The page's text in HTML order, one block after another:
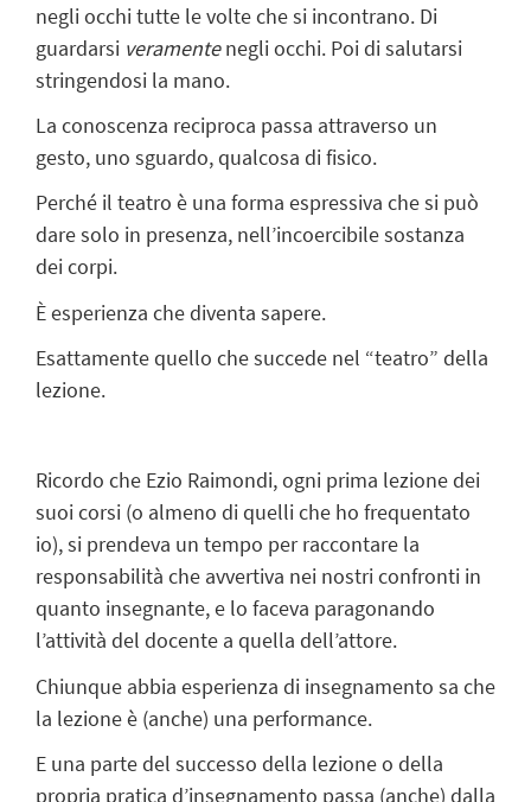
negli occhi tutte le volte che si incontrano. Di
guardarsi veramentenegli occhi. Poi di salutarsi
stringendosi la mano.
La conoscenza reciproca passa attraverso un
gesto, uno sguardo, qualcosa di fisico.
Perché il teatro è una forma espressiva che si può
dare solo in presenza, nell’incoercibile sostanza
dei corpi.
È esperienza che diventa sapere.
Esattamente quello che succede nel “teatro” della
lezione.
Ricordo che Ezio Raimondi, ogni prima lezione dei
suoi corsi (o almeno di quelli che ho frequentato
io), si prendeva un tempo per raccontare la
responsabilità che avvertiva nei nostri confronti in
quanto insegnante, e lo faceva paragonando
l’attività del docente a quella dell’attore.
Chiunque abbia esperienza di insegnamento sa che
la lezione è (anche) una performance.
E una parte del successo della lezione o della
propria pratica d’insegnamento passa (anche) dalla